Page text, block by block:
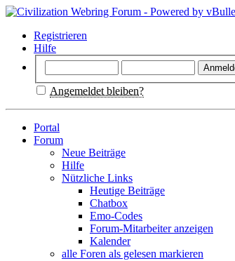
Registrieren
Hilfe
Angemeldet bleiben?
Portal
Forum
Neue Beiträge
Hilfe
Nützliche Links
Heutige Beiträge
Chatbox
Emo-Codes
Forum-Mitarbeiter anzeigen
Kalender
alle Foren als gelesen markieren